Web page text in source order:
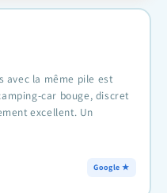
avec la même pile est
car bouge, discret
excellent. Un
Google ★